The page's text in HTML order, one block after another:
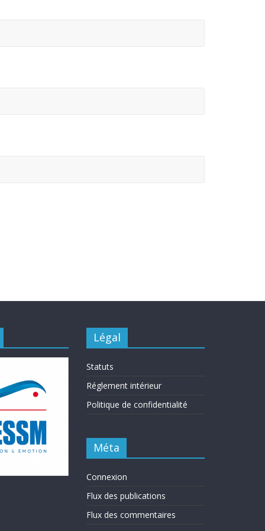
Légal
Statuts
Réglement intérieur
Politique de confidentialité
Méta
Connexion
Flux des publications
Flux des commentaires